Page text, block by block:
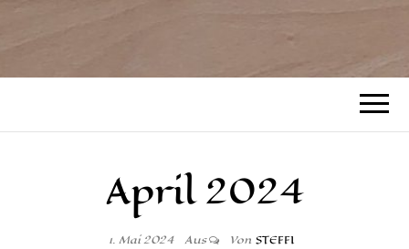
April 2024
1. Mai 2024 Aus Von STEFFI